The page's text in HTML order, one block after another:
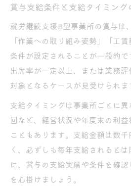
賞与支給条件と支給タイミング
就労継続支援B型事業所の賞与は
「作業への取り組み姿勢」「工
条件が設定されることが一般的
出席率が一定以上、または業務
対象となるケースが見受けられま
支給タイミングは事業所ごとに
回など、経営状況や年度末の利
こともあります。支給金額は数
く、必ずしも毎年支給されると
に、賞与の支給実績や条件を確
を心掛けましょう。